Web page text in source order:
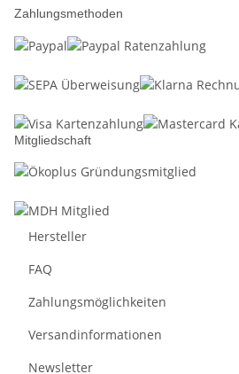
Zahlungsmethoden
Mitgliedschaft
Hersteller
FAQ
Zahlungsmöglichkeiten
Versandinformationen
Newsletter